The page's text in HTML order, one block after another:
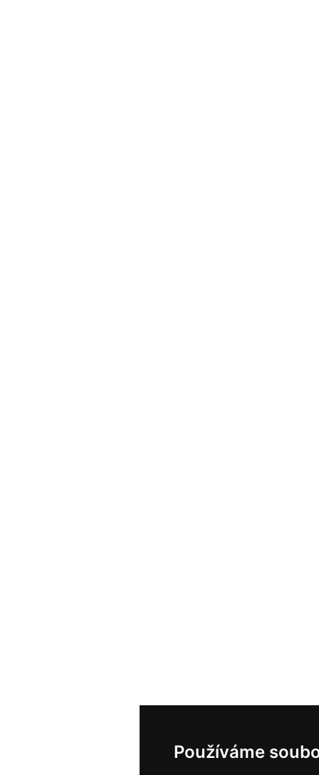
Používáme